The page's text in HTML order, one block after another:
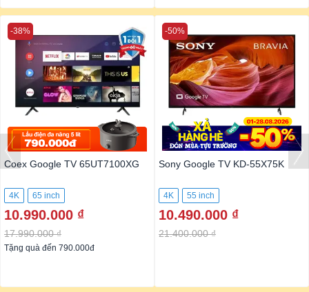
Coex Google TV 65UT7100XG
4K 65 inch
10.990.000 ₫
17.990.000 ₫
-38%
Tặng quà đến 790.000đ
Sony Google TV KD-55X75K
4K 55 inch
10.490.000 ₫
21.400.000 ₫
-50%